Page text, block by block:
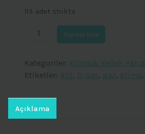
113 adet stokta
Klima
Gazı
Sepete Ekle
Kategoriler: Klima& Yedek Parça
Etiketler: 410, D-Gas, gaz, Klima,
Açıklama